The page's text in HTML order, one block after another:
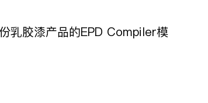
乳胶漆产品的EPD Compiler模